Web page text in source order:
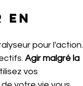
en
pour l'action.
Agir malgré la
vos